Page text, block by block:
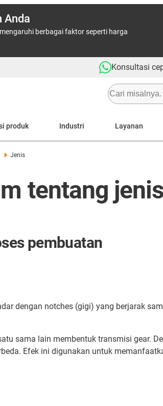
Anda
berbagai faktor seperti harga
Konsultasi
produk Industri Layanan
Jenis
tentang
pembuatan
dengan notches (gigi) yang berjarak
sama lain membentuk transmisi gear.
Efek ini digunakan untuk